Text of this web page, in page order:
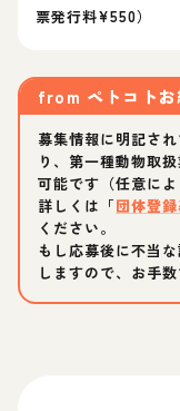
票発行料¥550）
from ペトコト
募集情報に明記さ
り、第一種動物取
可能です（任意によ
詳しくは「団体登
ください。
もし応募後に不当
しますので、お手